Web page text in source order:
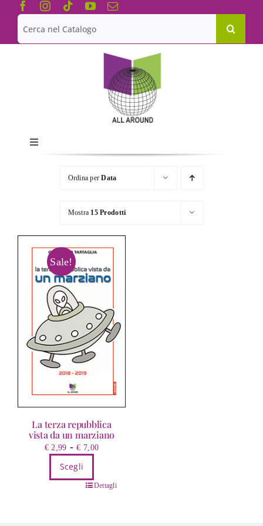
Salta
contenuto
Cerca
per:
Toggle
Navigation
Chi siamo
Le Collane
Catalogo
Ordina perData
Mostra 15 Prodotti
Sale!
La terza repubblica
vista da un marziano
€ 2,99 - € 7,00Fascia
da
Scegli
Dettagli